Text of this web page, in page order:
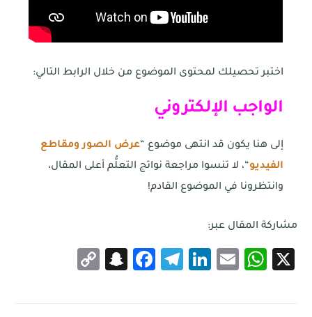
اختبر تحصيلك لمحتوى الموضوع من خلال الرابط التالي:
الواجب الإلكتروني
إلى هنا يكون قد انتهى موضوع “عرض الصور ومقاطع
الفيديو“، لا تنسوا مراجعة نواتج التعلُّم أعلى المقال،
وانتظرونا في الموضوع القادم!
مشاركة المقال عبر:
X
WhatsApp
Email
LinkedIn
Telegram
Facebook
Snapchat